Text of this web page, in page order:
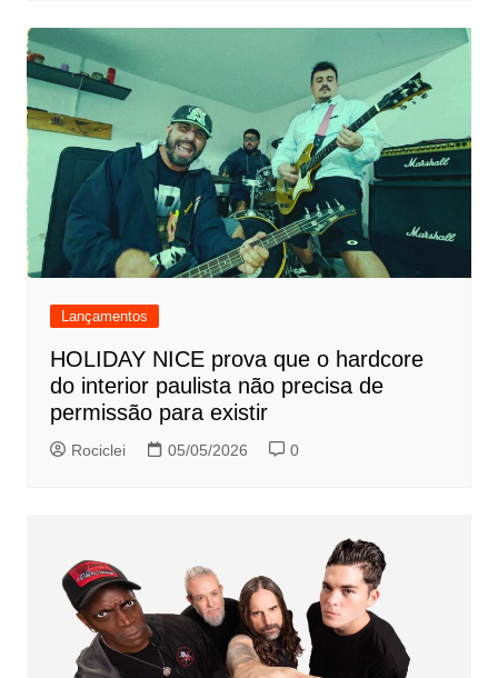
Lançamentos
HOLIDAY NICE prova que o hardcore
do interior paulista não precisa de
permissão para existir
Rociclei 05/05/2026 0